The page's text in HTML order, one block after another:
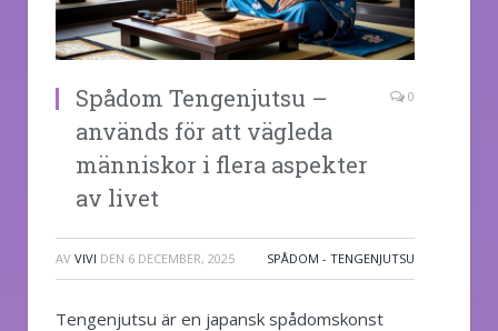
Spådom Tengenjutsu –
används för att vägleda
människor i flera aspekter
av livet
0
AV VIVI DEN 6 DECEMBER, 2025 SPÅDOM - TENGENJUTSU
Tengenjutsu är en japansk spådomskonst